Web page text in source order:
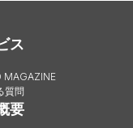
ス
MAGAZINE
質問
要